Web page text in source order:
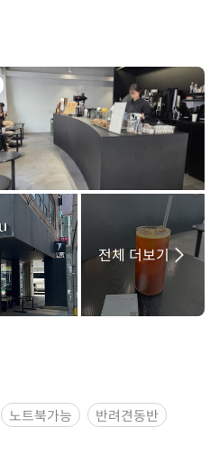
전체 더보기
노트북가능
반려견동반